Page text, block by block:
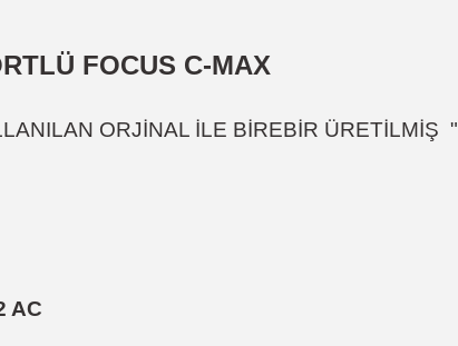
FOCUS C-MAX
ORJİNAL İLE BİREBİR ÜRETİLMİŞ "
AC